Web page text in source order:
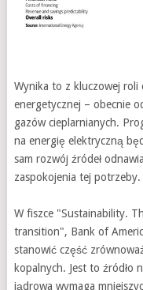
Wynika to z kluczowej roli
energetycznej – obecnie
gazów cieplarnianych.
na energię elektryczną
sam rozwój źródeł
zaspokojenia tej potrzeby.
W fiszce "Sustainability.
transition", Bank of
stanowić część
kopalnych. Jest to źródło
jądrowa wymaga